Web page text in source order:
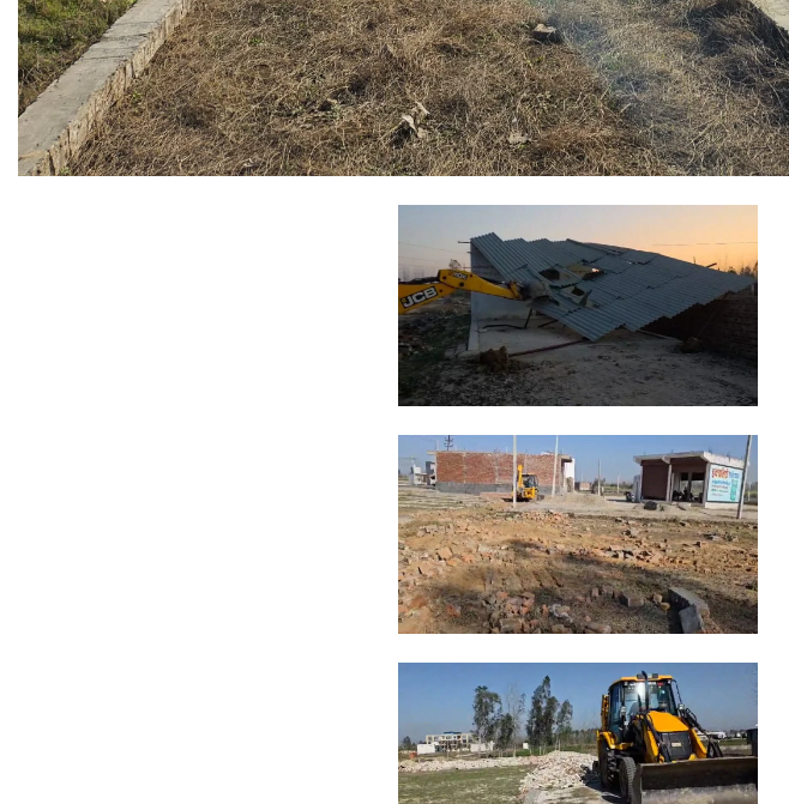
Bureau News